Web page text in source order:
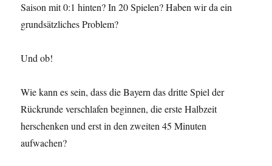
Saison mit 0:1 hinten? In 20 Spielen? Haben wir da ein
grundsätzliches Problem?
Und ob!
Wie kann es sein, dass die Bayern das dritte Spiel der
Rückrunde verschlafen beginnen, die erste Halbzeit
herschenken und erst in den zweiten 45 Minuten
aufwachen?